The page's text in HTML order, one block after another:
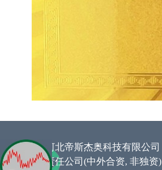
企业名称 :河北帝斯杰奥科技有限公司
类型 :有限责任公司(中外合资, 非独资)